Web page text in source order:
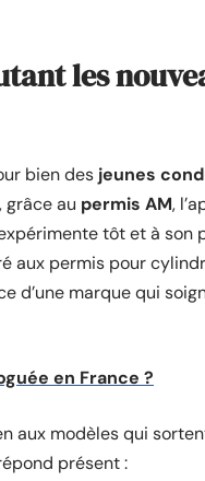
les
bien des jeunes
grâce au permis AM,
tôt et à son
aux permis pour
d’une marque qui
en France ?
aux modèles qui
présent :